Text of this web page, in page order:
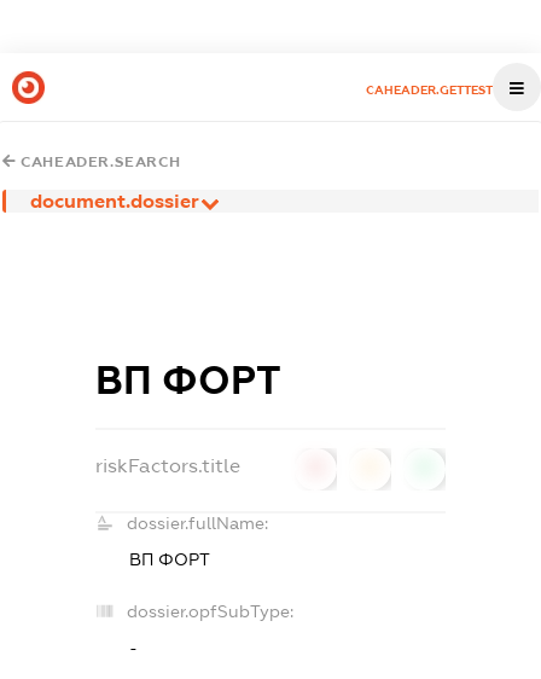
CAHEADER.GETTEST
CAHEADER.SEARCH
document.dossier
ВП ФОРТ
riskFactors.title
dossier.fullName:
ВП ФОРТ
dossier.opfSubType:
-